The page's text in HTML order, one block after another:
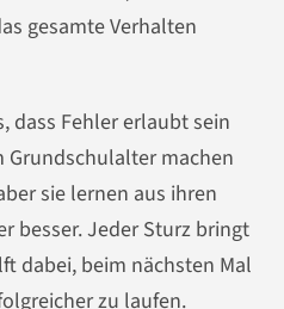
gesamte Verhalten
dass Fehler erlaubt sein
Grundschulalter machen
sie lernen aus ihren
besser. Jeder Sturz bringt
dabei, beim nächsten Mal
zu laufen.